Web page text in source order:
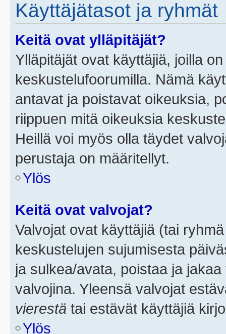
Käyttäjätasot ja ryhmät
Keitä ovat ylläpitäjät?
Ylläpitäjät ovat käyttäjiä, joilla
keskustelufoorumilla. Nämä
antavat ja poistavat oikeuksia,
riippuen mitä oikeuksia
Heillä voi myös olla täydet
perustaja on määritellyt.
Ylös
Keitä ovat valvojat?
Valvojat ovat käyttäjiä (tai
keskustelujen sujumisesta
ja sulkea/avata, poistaa ja
valvojina. Yleensä valvojat
vierestä tai estävät käyttäjiä
Ylös